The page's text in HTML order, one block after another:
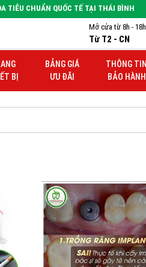
TIÊU CHUẨN QUỐC TẾ TẠI THÁI BÌNH
Mở cửa từ 8h - 18h
Từ T2 - CN
BỊ
BẢNG GIÁ
ƯU ĐÃI
THÔNG TIN
BẢO HÀNH